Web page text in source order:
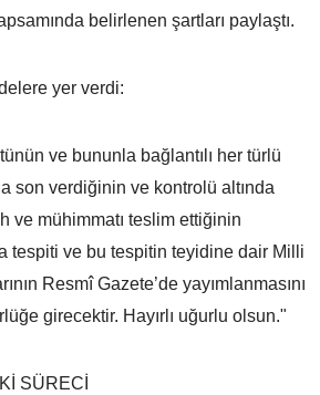
belirlenen şartları paylaştı.
yer verdi:
ve bununla bağlantılı her türlü
son verdiğinin ve kontrolü altında
ve mühimmatı teslim ettiğinin
tespiti ve bu tespitin teyidine dair Milli
Resmî Gazete’de yayımlanmasını
girecektir. Hayırlı uğurlu olsun."
SÜRECİ